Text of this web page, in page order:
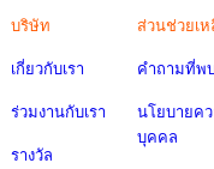
บริษัท
เกี่ยวกับเรา
ร่วมงานกับเรา
รางวัล
ส่วนช่วยเห
คำถามที่พ
นโยบายค
บุคคล